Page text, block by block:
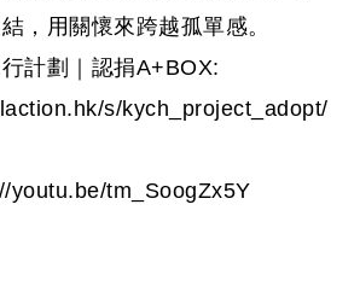
，用關懷來跨越孤單感。
計劃｜認捐A+BOX:
s/kych_project_adopt/
youtu.be/tm_SoogZx5Y